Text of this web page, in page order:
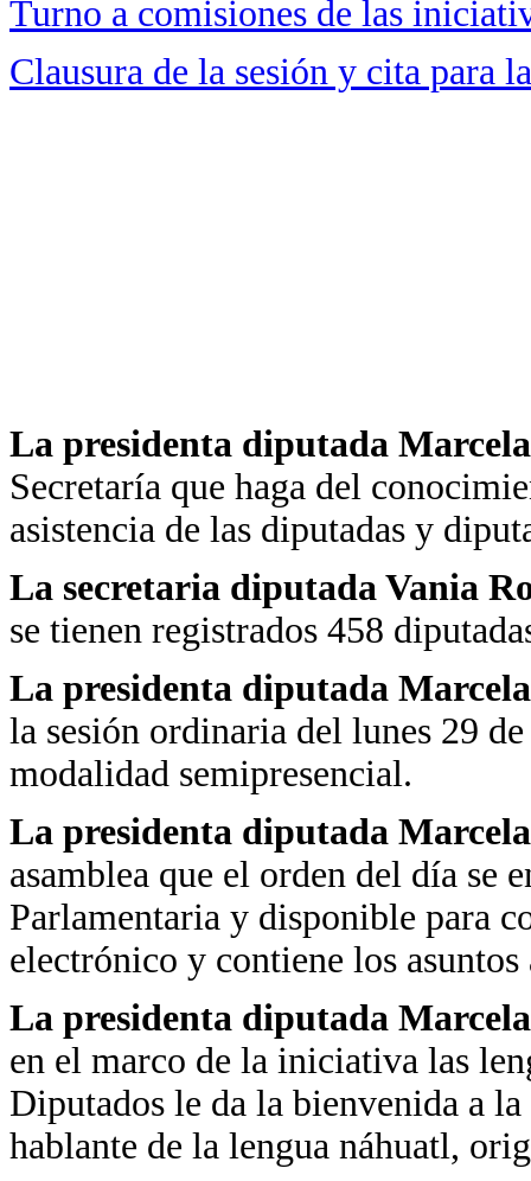
Turno a comisiones de las
Clausura de la sesión y cita para
La presidenta diputada
Secretaría que haga del
asistencia de las diputadas y
La secretaria diputada Vania
se tienen registrados 458
La presidenta diputada
la sesión ordinaria del lunes 29
modalidad semipresencial.
La presidenta diputada
asamblea que el orden del día se
Parlamentaria y disponible para
electrónico y contiene los asuntos
La presidenta diputada
en el marco de la iniciativa las
Diputados le da la bienvenida a
hablante de la lengua náhuatl,